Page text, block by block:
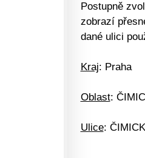
Postupně
zobrazí
dané ulici
Kraj: Praha
Oblast:
Ulice: